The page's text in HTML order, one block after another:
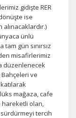
gidişte RER
ise
ünlü
tam gün sınırsız
misafirlerimiz
düzenlenecek
ve
mağaza, cafe
hareketli olan,
sürdürmeyi tercih